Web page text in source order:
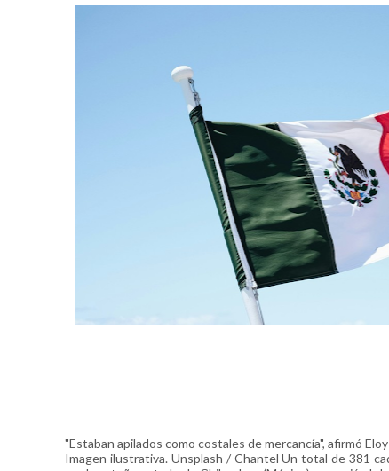
"Estaban apilados como costales de mercancía", afirmó
Imagen ilustrativa. Unsplash / Chantel Un total de 381